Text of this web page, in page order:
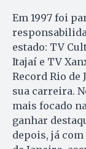
Em 1997 foi
estado: TV
Itajaí e TV
Record Rio de
sua carreira.
mais focado
ganhar
depois, já